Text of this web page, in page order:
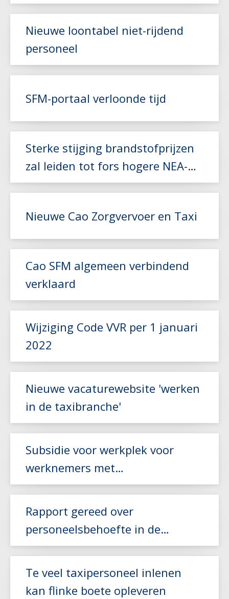
Nieuwe loontabel niet-rijdend
personeel
Lees meer
SFM-portaal verloonde tijd
Sterke stijging brandstofprijzen
zal leiden tot fors hogere NEA-
index
Lees meer
Nieuwe Cao Zorgvervoer en Taxi
Lees meer
Cao SFM algemeen verbindend
verklaard
Wijziging Code VVR per 1 januari
2022
Lees meer
Nieuwe vacaturewebsite 'werken
in de taxibranche'
Subsidie voor werkplek voor
werknemers met
arbeidsbeperking
Rapport gereed over
personeelsbehoefte in de
zorgvervoer- en taxisector
Te veel taxipersoneel inlenen
kan flinke boete opleveren